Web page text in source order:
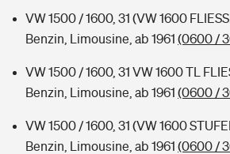
VW 1500 / 1600, 31 (VW 1600
Benzin, Limousine, ab 1961 (0600 /
VW 1500 / 1600, 31 VW 1600 TL
Benzin, Limousine, ab 1961 (0600 /
VW 1500 / 1600, 31 (VW 1600
Benzin, Limousine, ab 1961 (0600 /